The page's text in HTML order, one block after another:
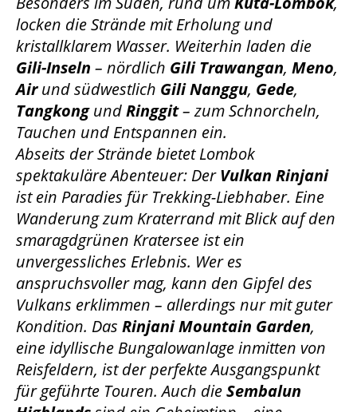
locken die Strände mit Erholung und
kristallklarem Wasser. Weiterhin laden die
Gili-Inseln – nördlich Gili Trawangan, Meno,
Airund südwestlich Gili Nanggu, Gede,
TangkongundRinggit– zum Schnorcheln,
Tauchen und Entspannen ein.
Abseits der Strände bietet Lombok
spektakuläre Abenteuer: DerVulkan Rinjani
ist ein Paradies für Trekking-Liebhaber. Eine
Wanderung zum Kraterrand mit Blick auf den
smaragdgrünen Kratersee ist ein
unvergessliches Erlebnis. Wer es
anspruchsvoller mag, kann den Gipfel des
Vulkans erklimmen – allerdings nur mit guter
Kondition. Das Rinjani Mountain Garden,
eine idyllische Bungalowanlage inmitten von
Reisfeldern, ist der perfekte Ausgangspunkt
für geführte Touren. Auch dieSembalun